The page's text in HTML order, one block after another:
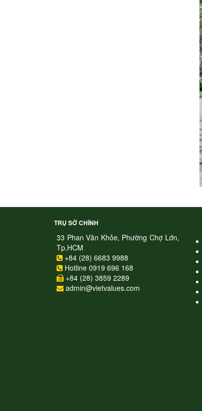
TRỤ SỞ CHÍNH
33 Phan Văn Khỏe, Phường Chợ Lớn,
Tp.HCM
+84 (28) 6683 9988
Hotline 0919 696 168
+84 (28) 3859 2289
admin@vietvalues.com